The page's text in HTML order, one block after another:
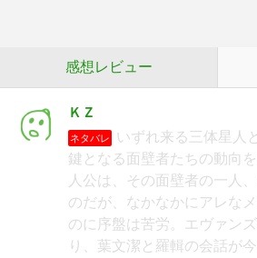
感想レビュー
ＫＺ
ネタバレ
いずれ来る三体星人
鍵となる面壁者たちの動向
人公は、その面壁者の一人
のだが、なかなかにアレな
のに序盤は苦労。エヴァン
り、葉文潔と羅輯の会話が